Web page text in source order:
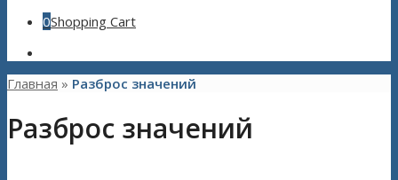
0Shopping Cart
Главная » Разброс значений
Разброс значений